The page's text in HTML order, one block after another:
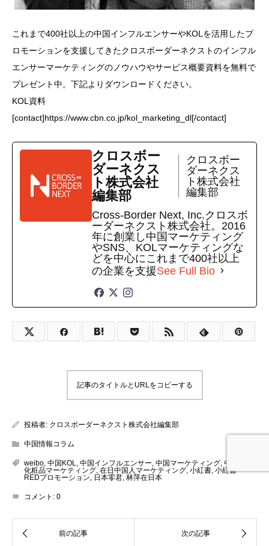
これまで400社以上の中国インフルエンサーやKOLを活用したプ
ロモーションを支援してきたクロスボーダーネクストのインフル
エンサーマーケティングのノウハウやサービス概要資料を無料で
プレゼント中。下記よりダウンロードください。
KOL資料
[contact]https://www.cbn.co.jp/kol_marketing_dl[/contact]
クロスボー
ダーネクス
ト株式会社
編集部
クロスボー
ダーネクス
ト株式会社
編集部
Cross-Border Next, Inc.クロスボ
ーダーネクスト株式会社。2016
年に創業し中国マーケティング
やSNS、KOLマーケティングな
どを中心にこれまで400社以上
の企業を支援See Full Bio
記事のタイトルとURLをコピーする
投稿者: クロスボーダーネクスト株式会社編集部
中国情報コラム
weibo, 中国KOL, 中国インフルエンサー, 中国マーケティング, 中国
化粧品マーケティング, 在日中国人マーケティング, 小紅書, 小紅書
REDプロモーション, 日本零君, 林萍在日本
コメント: 0
お問い合わせ お役立ち資料